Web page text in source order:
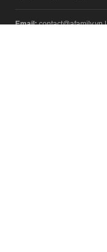
Email:contact@afamily.vn